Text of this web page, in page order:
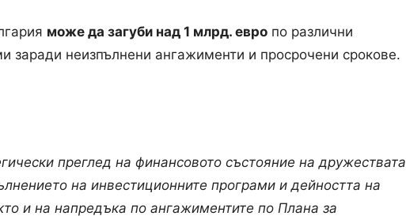
може да загуби над 1 млрд. евро по различни
заради неизпълнени ангажименти и просрочени срокове.
преглед на финансовото състояние на дружествата
на инвестиционните програми и дейността на
и на напредъка по ангажиментите по Плана за